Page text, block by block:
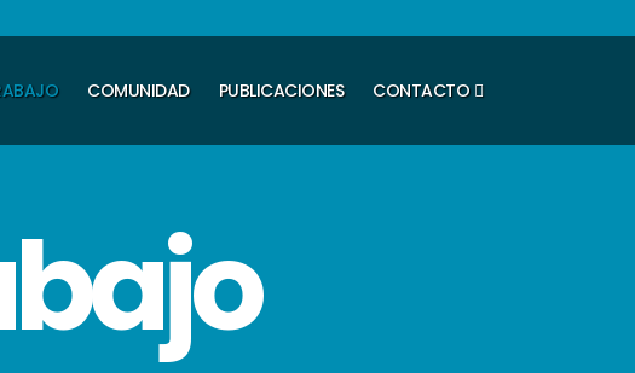
COMUNIDAD PUBLICACIONES CONTACTO